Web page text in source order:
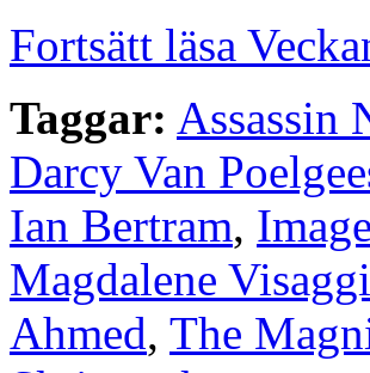
Fortsätt läsa
Taggar: Assassin
Darcy Van
Ian Bertram,
Magdalene
Ahmed, The